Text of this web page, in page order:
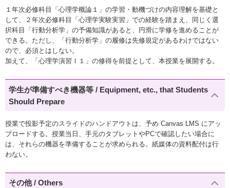
１年次必修科目「心理学概論１」の学習・動機づけの内容理解を基礎と
して、２年次必修科目「心理学実験実習」での経験を踏まえ、同じく選
択科目「行動分析学」の予備知識があると、円滑に学修を進めることが
できる。ただし、「行動分析学」の履修は先修規定があるわけではない
ので、必須とはしない。
加えて、「心理学演習Ｉ１」の修得を前提として、本授業を展開する。
学生が準備すべき機器等 / Equipment, etc., that Students
Should Prepare
授業で投影予定のスライドのハンドアウトは、予め Canvas LMS にアッ
プロードする。授業当日、手元のタブレットやPCで確認したい場合に
は、それらの機器を準備することが求められる。紙媒体の資料配付は行
わない。
その他 / Others